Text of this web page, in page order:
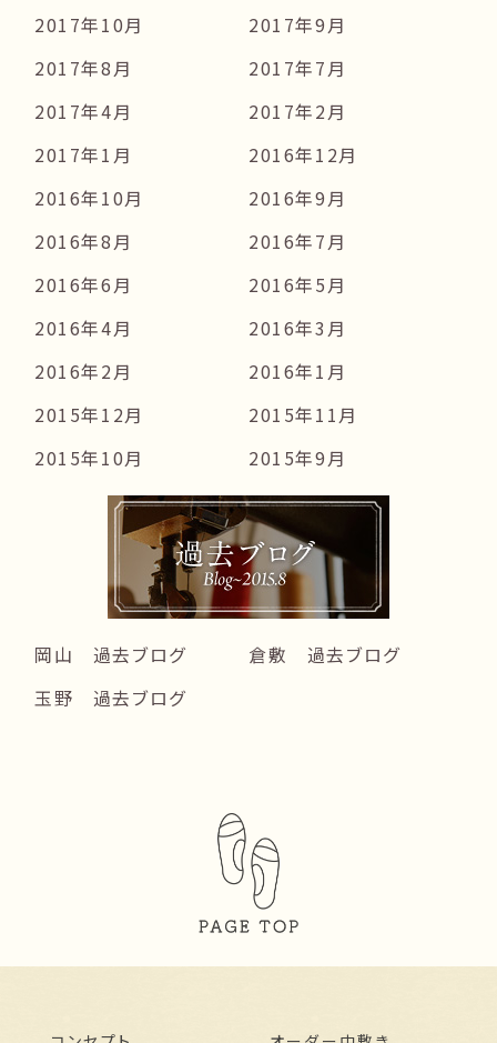
2017年10月
2017年9月
2017年8月
2017年7月
2017年4月
2017年2月
2017年1月
2016年12月
2016年10月
2016年9月
2016年8月
2016年7月
2016年6月
2016年5月
2016年4月
2016年3月
2016年2月
2016年1月
2015年12月
2015年11月
2015年10月
2015年9月
岡山 過去ブログ
倉敷 過去ブログ
玉野 過去ブログ